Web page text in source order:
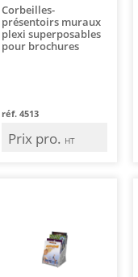
Corbeilles-
présentoirs muraux
plexi superposables
pour brochures
réf. 4513
Prix pro. HT